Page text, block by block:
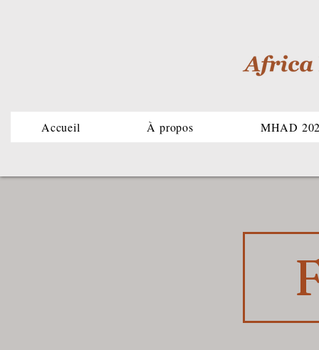
Accueil À propos MHAD